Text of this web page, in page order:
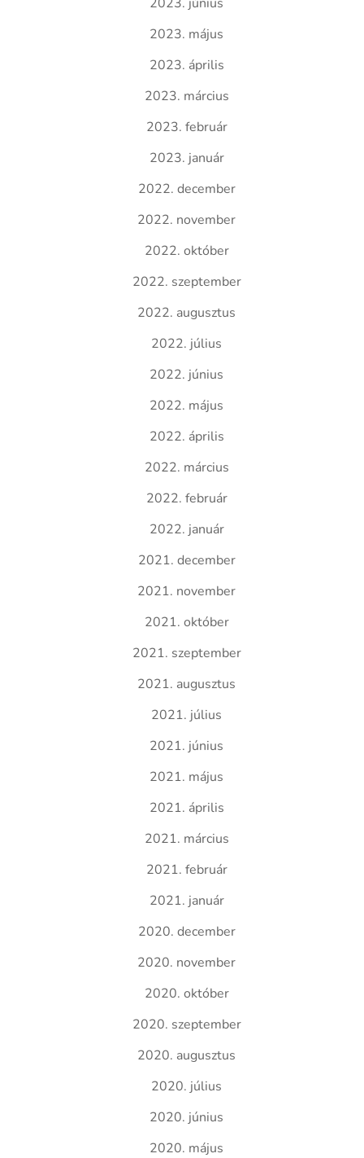
2023. május
2023. április
2023. március
2023. február
2023. január
2022. december
2022. november
2022. október
2022. szeptember
2022. augusztus
2022. július
2022. június
2022. május
2022. április
2022. március
2022. február
2022. január
2021. december
2021. november
2021. október
2021. szeptember
2021. augusztus
2021. július
2021. június
2021. május
2021. április
2021. március
2021. február
2021. január
2020. december
2020. november
2020. október
2020. szeptember
2020. augusztus
2020. július
2020. június
2020. május